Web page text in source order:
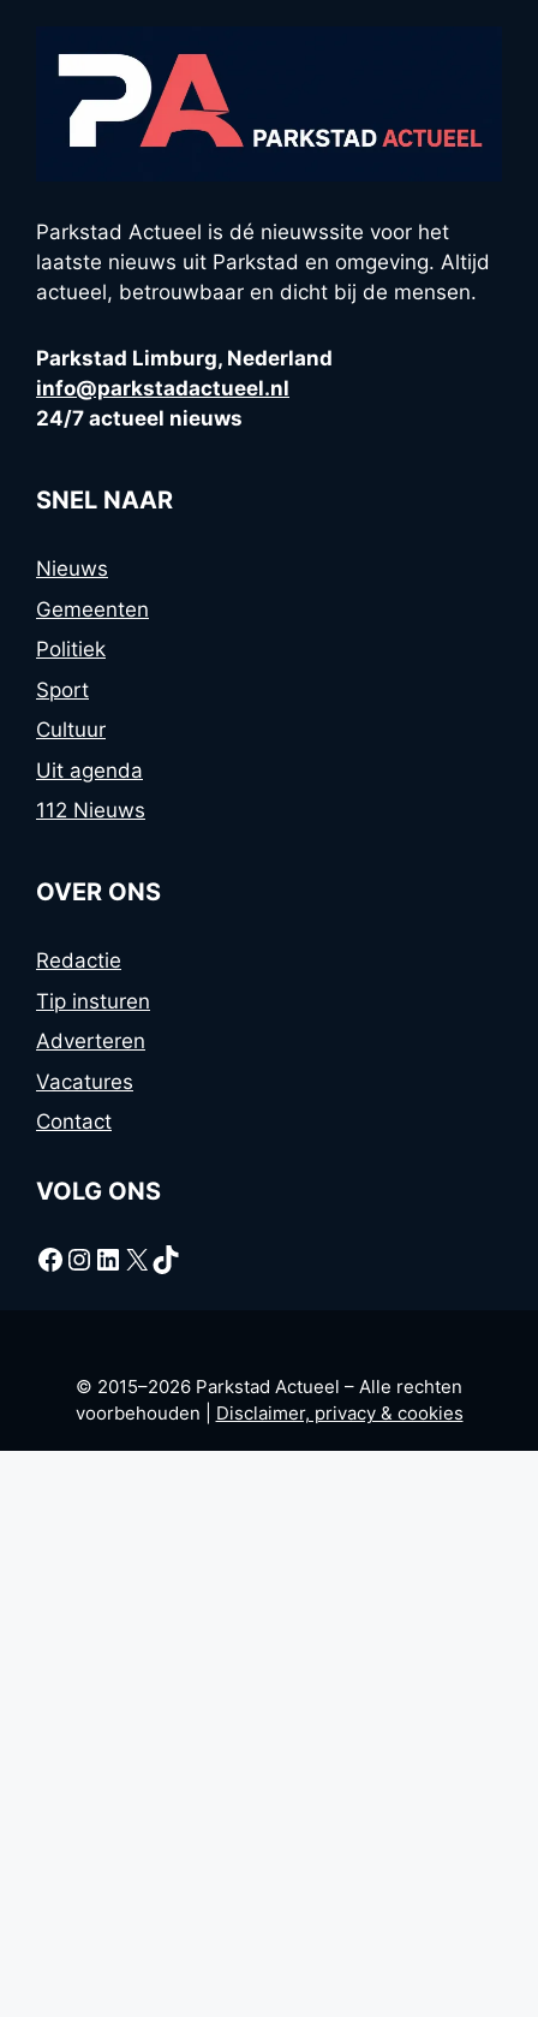
Parkstad Actueel is dé nieuwssite voor het
laatste nieuws uit Parkstad en omgeving. Altijd
actueel, betrouwbaar en dicht bij de mensen.
Parkstad Limburg, Nederland
info@parkstadactueel.nl
24/7 actueel nieuws
SNEL NAAR
Nieuws
Gemeenten
Politiek
Sport
Cultuur
Uit agenda
112 Nieuws
OVER ONS
Redactie
Tip insturen
Adverteren
Vacatures
Contact
VOLG ONS
Facebook
Instagram
LinkedIn
X TikTok
© 2015–2026 Parkstad Actueel – Alle rechten
voorbehouden | Disclaimer, privacy & cookies